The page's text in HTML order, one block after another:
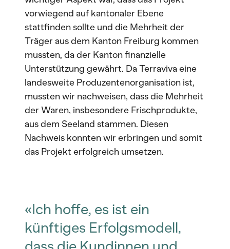
vorwiegend auf kantonaler Ebene
stattfinden sollte und die Mehrheit der
Träger aus dem Kanton Freiburg kommen
mussten, da der Kanton finanzielle
Unterstützung gewährt. Da Terraviva eine
landesweite Produzentenorganisation ist,
mussten wir nachweisen, dass die Mehrheit
der Waren, insbesondere Frischprodukte,
aus dem Seeland stammen. Diesen
Nachweis konnten wir erbringen und somit
das Projekt erfolgreich umsetzen.
«Ich hoffe, es ist ein
künftiges Erfolgsmodell,